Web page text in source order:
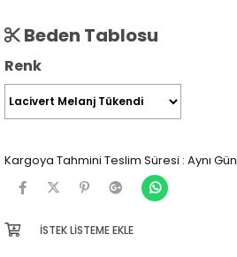
Beden Tablosu
Renk
Kargoya Tahmini Teslim Süresi : Aynı Gün
İSTEK LISTEME EKLE